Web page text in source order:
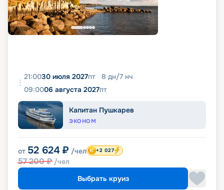
21:0030 июля 2027пт 8 дн/7 нч
09:0006 августа 2027пт
Капитан Пушкарев
ЭКОНОМ
от 52 624 ₽ /чел
57 200₽ /чел
+2 027
Выбрать круиз